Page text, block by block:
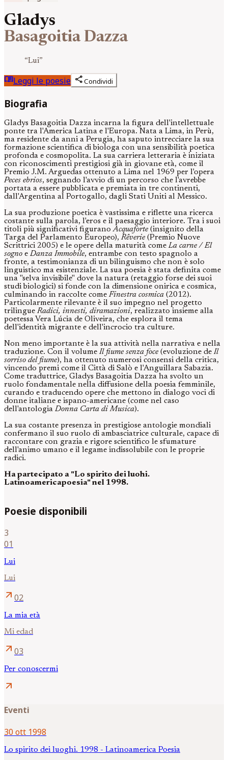
Gladys
Basagoitia Dazza
“Lui”
menu_bookLeggi le poesie shareCondividi
Biografia
Gladys Basagoitia Dazza incarna la figura dell'intellettuale
ponte tra l'America Latina e l'Europa. Nata a Lima, in Perù,
ma residente da anni a Perugia, ha saputo intrecciare la sua
formazione scientifica di biologa con una sensibilità poetica
profonda e cosmopolita. La sua carriera letteraria è iniziata
con riconoscimenti prestigiosi già in giovane età, come il
Premio J.M. Arguedas ottenuto a Lima nel 1969 per l'opera
Peces ebrios, segnando l'avvio di un percorso che l'avrebbe
portata a essere pubblicata e premiata in tre continenti,
dall'Argentina al Portogallo, dagli Stati Uniti al Messico.
La sua produzione poetica è vastissima e riflette una ricerca
costante sulla parola, l'eros e il paesaggio interiore. Tra i suoi
titoli più significativi figuranoAcquaforte(insignito della
Targa del Parlamento Europeo), Rêverie(Premio Nuove
Scrittrici 2005) e le opere della maturità come La carne / El
sogno e Danza Immobile, entrambe con testo spagnolo a
fronte, a testimonianza di un bilinguismo che non è solo
linguistico ma esistenziale. La sua poesia è stata definita come
una "selva invisibile" dove la natura (retaggio forse dei suoi
studi biologici) si fonde con la dimensione onirica e cosmica,
culminando in raccolte come Finestra cosmica (2012).
Particolarmente rilevante è il suo impegno nel progetto
trilingue Radici, innesti, diramazioni, realizzato insieme alla
poetessa Vera Lúcia de Oliveira, che esplora il tema
dell'identità migrante e dell'incrocio tra culture.
Non meno importante è la sua attività nella narrativa e nella
traduzione. Con il volume Il fiume senza foce(evoluzione de Il
sorriso del fiume), ha ottenuto numerosi consensi della critica,
vincendo premi come il Città di Salò e l'Anguillara Sabazia.
Come traduttrice, Gladys Basagoitia Dazza ha svolto un
ruolo fondamentale nella diffusione della poesia femminile,
curando e traducendo opere che mettono in dialogo voci di
donne italiane e ispano-americane (come nel caso
dell'antologia Donna Carta di Musica).
La sua costante presenza in prestigiose antologie mondiali
confermano il suo ruolo di ambasciatrice culturale, capace di
raccontare con grazia e rigore scientifico le sfumature
dell'animo umano e il legame indissolubile con le proprie
radici.
Ha partecipato a "Lo spirito dei luohi.
Latinoamericapoesia" nel 1998.
Poesie disponibili
3
01
Lui
Lui
arrow_outward 02
La mia età
Mi edad
arrow_outward 03
Per conoscermi
arrow_outward
Eventi
30 ott 1998
Lo spirito dei luoghi. 1998 - Latinoamerica Poesia